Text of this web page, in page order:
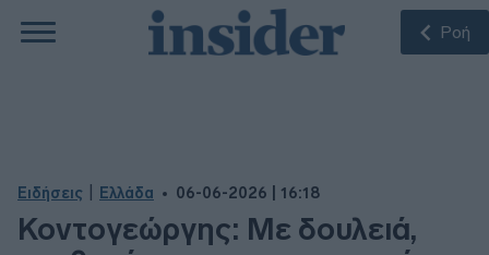
Ροή
Ειδήσεις Ελλάδα 06-06-2026 | 16:18
Κοντογεώργης: Με δουλειά,